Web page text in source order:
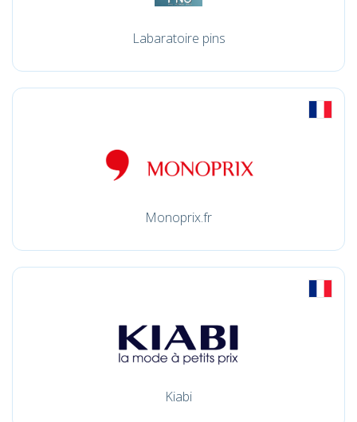
Labaratoire pins
Monoprix.fr
Kiabi